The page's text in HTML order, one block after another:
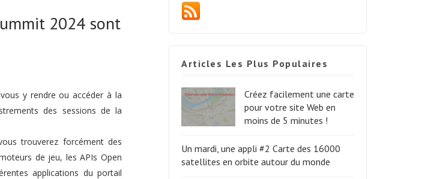
2024 sont
y rendre ou accéder à la
des sessions de la
trouverez forcément des
de jeu, les APIs Open
applications du portail
Articles Les Plus Populaires
Créez facilement une carte
pour votre site Web en
moins de 5 minutes !
Un mardi, une appli #2 Carte des 16000
satellites en orbite autour du monde